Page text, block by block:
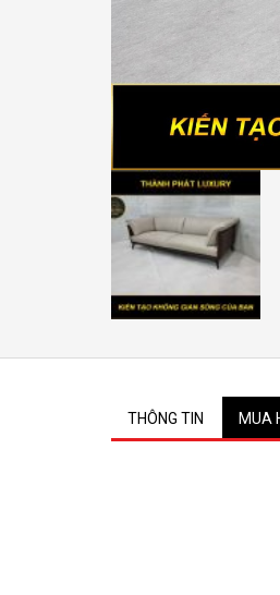
THÔNG TIN MUA